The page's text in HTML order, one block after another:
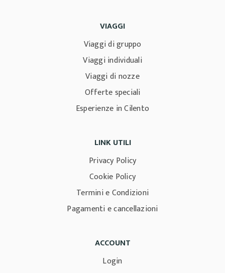
VIAGGI
Viaggi di gruppo
Viaggi individuali
Viaggi di nozze
Offerte speciali
Esperienze in Cilento
LINK UTILI
Privacy Policy
Cookie Policy
Termini e Condizioni
Pagamenti e cancellazioni
ACCOUNT
Login